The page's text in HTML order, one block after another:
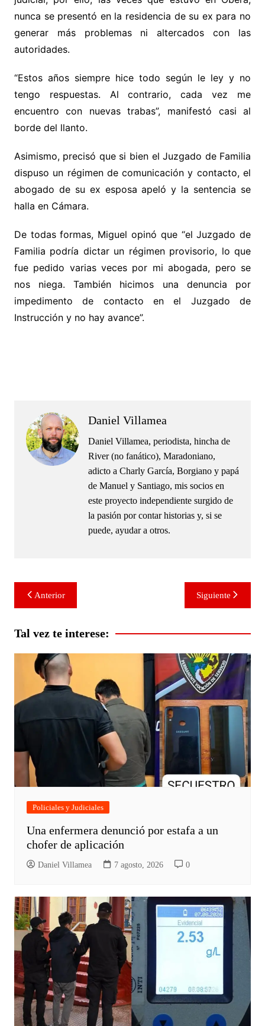
nunca se presentó en la residencia de su ex para no
generar más problemas ni altercados con las
autoridades.
“Estos años siempre hice todo según le ley y no
tengo respuestas. Al contrario, cada vez me
encuentro con nuevas trabas”, manifestó casi al
borde del llanto.
Asimismo, precisó que si bien el Juzgado de Familia
dispuso un régimen de comunicación y contacto, el
abogado de su ex esposa apeló y la sentencia se
halla en Cámara.
De todas formas, Miguel opinó que “el Juzgado de
Familia podría dictar un régimen provisorio, lo que
fue pedido varias veces por mi abogada, pero se
nos niega. También hicimos una denuncia por
impedimento de contacto en el Juzgado de
Instrucción y no hay avance”.
Daniel Villamea
Daniel Villamea, periodista, hincha de
River (no fanático), Maradoniano,
adicto a Charly García, Borgiano y papá
de Manuel y Santiago, mis socios en
este proyecto independiente surgido de
la pasión por contar historias y, si se
puede, ayudar a otros.
Navegación
de
entradas
Anterior Siguiente
Tal vez te interese:
Policiales y Judiciales
Una enfermera denunció por estafa a un
chofer de aplicación
Daniel Villamea 7 agosto, 2026 0